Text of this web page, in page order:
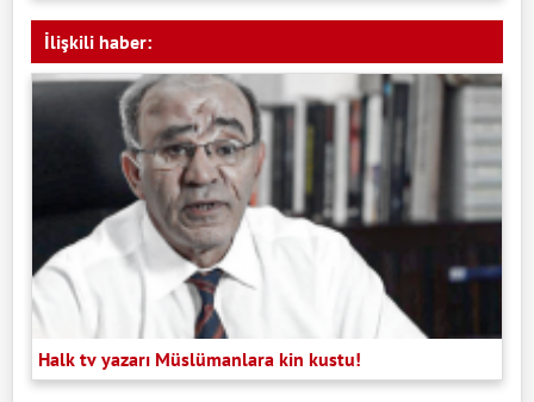
İlişkili haber:
Halk tv yazarı Müslümanlara kin kustu!